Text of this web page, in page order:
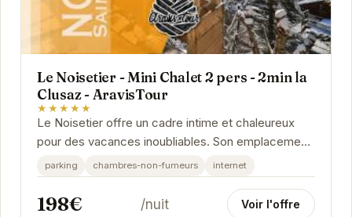
Le Noisetier - Mini Chalet 2 pers - 2min la
Clusaz - AravisTour
★★★★★
Le Noisetier offre un cadre intime et chaleureux
pour des vacances inoubliables. Son emplacement
privilégié, à proximité de la Clusaz, vous...
parking chambres-non-fumeurs internet
198€ /nuit Voir l'offre